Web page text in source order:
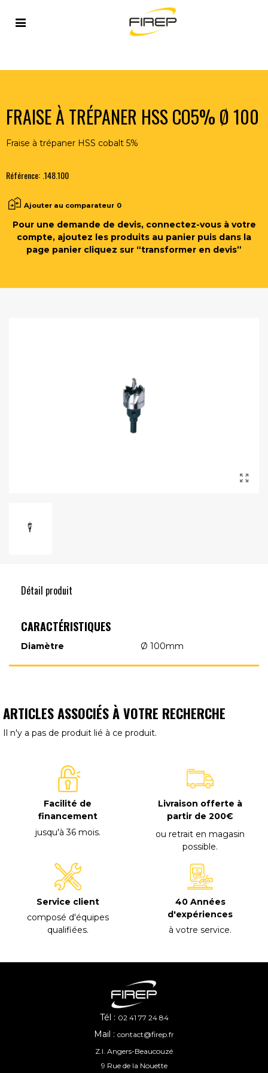
Accueil OUTILLAGE DU SOUDEUR >
FRAISE À TRÉPANER HSS CO5% Ø 100
FRAISE À TRÉPANER HSS CO5% Ø 100
Fraise à trépaner HSS cobalt 5%
Référence: .148.100
Ajouter au comparateur 0
Pour une demande de devis, connectez-vous à votre
compte, ajoutez les produits au panier puis dans la
page panier cliquez sur “transformer en devis”
Détail produit
CARACTÉRISTIQUES
Diamètre Ø 100mm
ARTICLES ASSOCIÉS À VOTRE RECHERCHE
Il n'y a pas de produit lié à ce produit.
Facilité de
financement
jusqu'à 36 mois.
Livraison offerte à
partir de 200€
ou retrait en magasin
possible.
Service client
composé d'équipes
qualifiées.
40 Années
d'expériences
à votre service.
Tél : 02 41 77 24 84
Mail : contact@firep.fr
Z.I. Angers-Beaucouzé
9 Rue de la Nouette